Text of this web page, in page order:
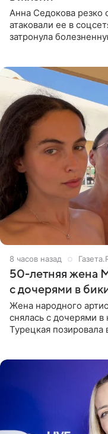
Анна Седокова резко
атаковали ее в
затронула
8 часов назад
50-летняя жена
с дочерями в
Жена народного
снялась с дочерями в
Турецкая